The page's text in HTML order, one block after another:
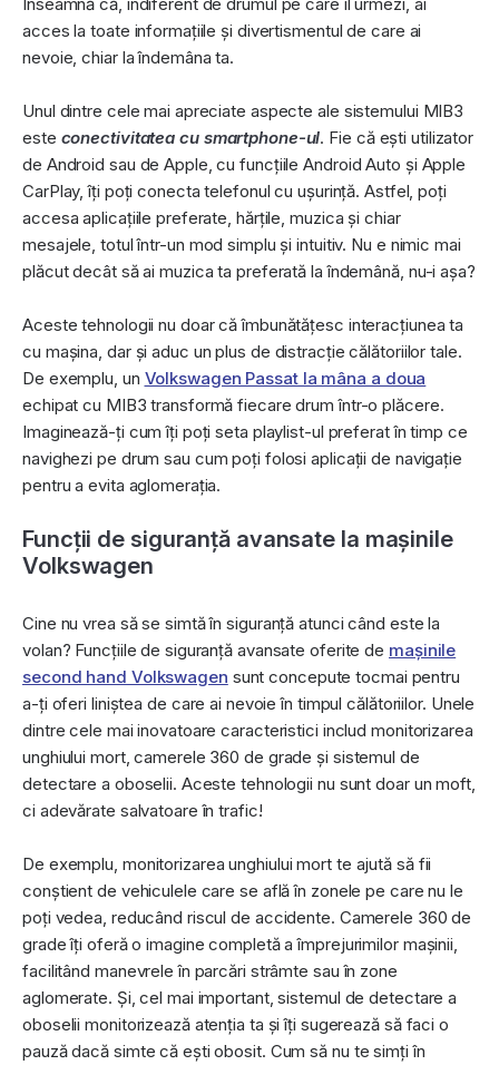
acces la toate informațiile și divertismentul de care ai
nevoie, chiar la îndemâna ta.
Unul dintre cele mai apreciate aspecte ale sistemului MIB3
este conectivitatea cu smartphone-ul. Fie că ești utilizator
de Android sau de Apple, cu funcțiile Android Auto și Apple
CarPlay, îți poți conecta telefonul cu ușurință. Astfel, poți
accesa aplicațiile preferate, hărțile, muzica și chiar
mesajele, totul într-un mod simplu și intuitiv. Nu e nimic mai
plăcut decât să ai muzica ta preferată la îndemână, nu-i așa?
Aceste tehnologii nu doar că îmbunătățesc interacțiunea ta
cu mașina, dar și aduc un plus de distracție călătoriilor tale.
De exemplu, un Volkswagen Passat la mâna a doua
echipat cu MIB3 transformă fiecare drum într-o plăcere.
Imaginează-ți cum îți poți seta playlist-ul preferat în timp ce
navighezi pe drum sau cum poți folosi aplicații de navigație
pentru a evita aglomerația.
Funcții de siguranță avansate la maşinile
Volkswagen
Cine nu vrea să se simtă în siguranță atunci când este la
volan? Funcțiile de siguranță avansate oferite de mașinile
second hand Volkswagen sunt concepute tocmai pentru
a-ți oferi liniștea de care ai nevoie în timpul călătoriilor. Unele
dintre cele mai inovatoare caracteristici includ monitorizarea
unghiului mort, camerele 360 de grade și sistemul de
detectare a oboselii. Aceste tehnologii nu sunt doar un moft,
ci adevărate salvatoare în trafic!
De exemplu, monitorizarea unghiului mort te ajută să fii
conștient de vehiculele care se află în zonele pe care nu le
poți vedea, reducând riscul de accidente. Camerele 360 de
grade îți oferă o imagine completă a împrejurimilor mașinii,
facilitând manevrele în parcări strâmte sau în zone
aglomerate. Și, cel mai important, sistemul de detectare a
oboselii monitorizează atenția ta și îți sugerează să faci o
pauză dacă simte că ești obosit. Cum să nu te simți în